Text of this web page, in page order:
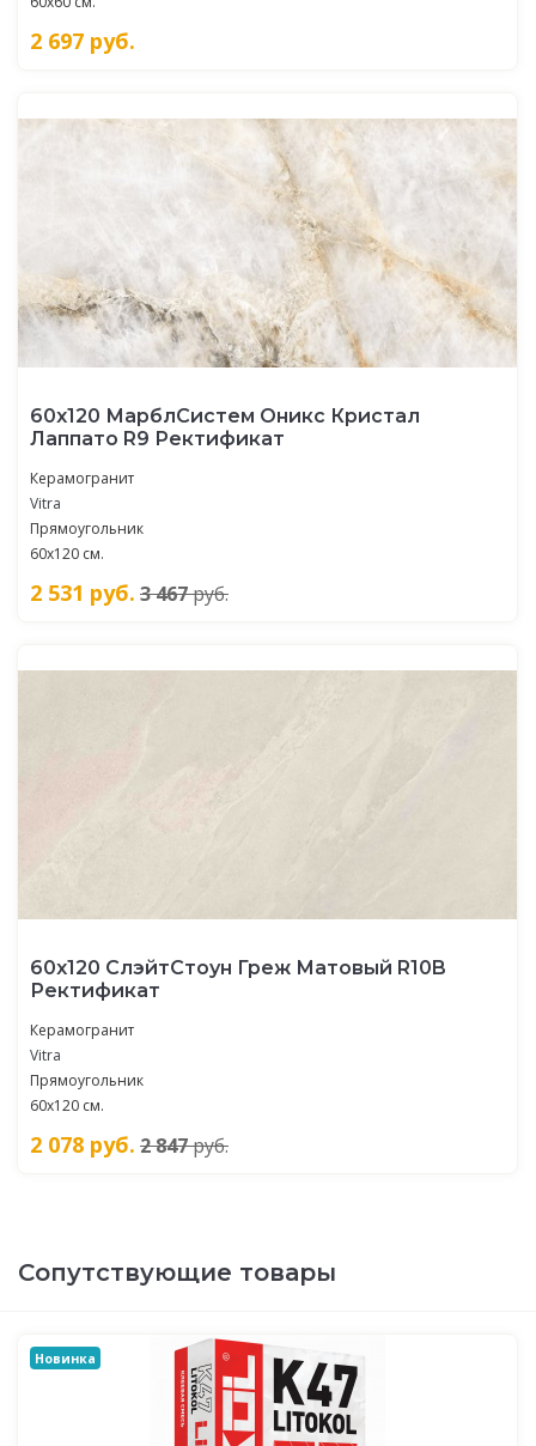
2 697 руб.
60x120 МарблСистем Оникс Кристал
Лаппато R9 Ректификат
Керамогранит
Vitra
Прямоугольник
60х120 см.
2 531 руб. 3 467руб.
60x120 СлэйтСтоун Греж Матовый R10B
Ректификат
Керамогранит
Vitra
Прямоугольник
60х120 см.
2 078 руб. 2 847руб.
Сопутствующие товары
Новинка